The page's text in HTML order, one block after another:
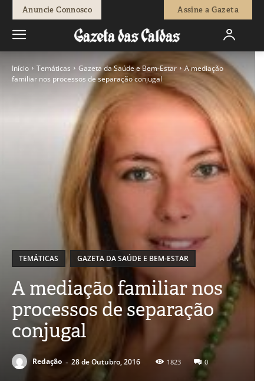
Anuncie Connosco Assine a Gazeta
Início Temáticas Gazeta da Saúde e Bem-Estar
A mediação
familiar nos processos de separação conjugal
TEMÁTICAS GAZETA DA SAÚDE E BEM-ESTAR
A mediação familiar nos
processos de separação
conjugal
Redação - 28 de Outubro, 2016 1823 0